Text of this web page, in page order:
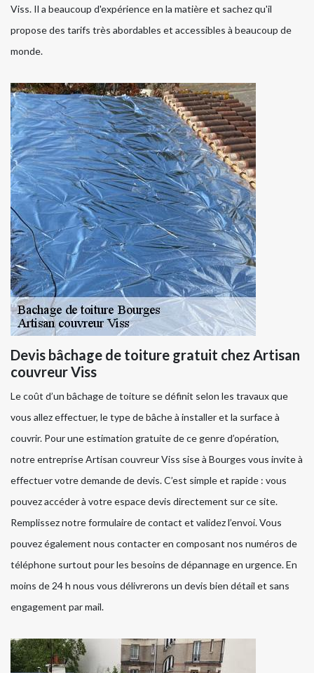
Viss. Il a beaucoup d'expérience en la matière et sachez qu'il
propose des tarifs très abordables et accessibles à beaucoup de
monde.
Devis bâchage de toiture gratuit chez Artisan
couvreur Viss
Le coût d’un bâchage de toiture se définit selon les travaux que
vous allez effectuer, le type de bâche à installer et la surface à
couvrir. Pour une estimation gratuite de ce genre d’opération,
notre entreprise Artisan couvreur Viss sise à Bourges vous invite à
effectuer votre demande de devis. C’est simple et rapide : vous
pouvez accéder à votre espace devis directement sur ce site.
Remplissez notre formulaire de contact et validez l’envoi. Vous
pouvez également nous contacter en composant nos numéros de
téléphone surtout pour les besoins de dépannage en urgence. En
moins de 24 h nous vous délivrerons un devis bien détail et sans
engagement par mail.